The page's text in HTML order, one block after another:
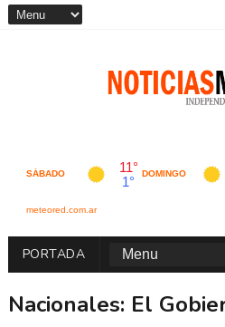
PORTADA
Nacionales: El